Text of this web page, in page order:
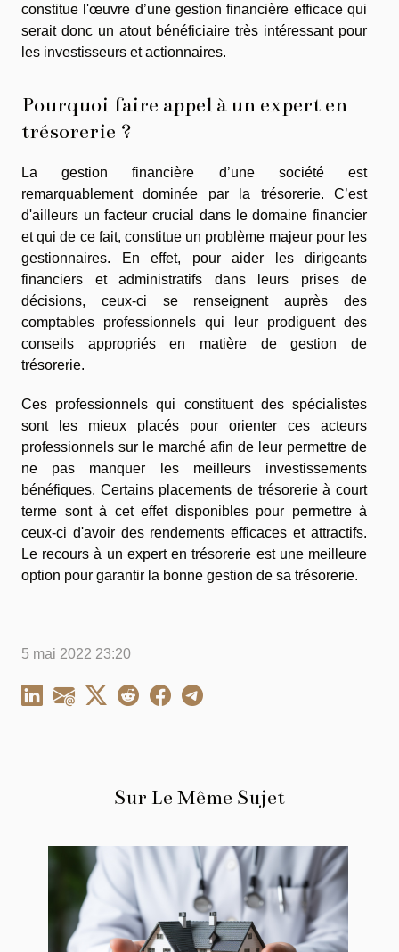
constitue l'œuvre d’une gestion financière efficace qui
serait donc un atout bénéficiaire très intéressant pour
les investisseurs et actionnaires.
Pourquoi faire appel à un expert en
trésorerie ?
La gestion financière d’une société est
remarquablement dominée par la trésorerie. C’est
d'ailleurs un facteur crucial dans le domaine financier
et qui de ce fait, constitue un problème majeur pour les
gestionnaires. En effet, pour aider les dirigeants
financiers et administratifs dans leurs prises de
décisions, ceux-ci se renseignent auprès des
comptables professionnels qui leur prodiguent des
conseils appropriés en matière de gestion de
trésorerie.
Ces professionnels qui constituent des spécialistes
sont les mieux placés pour orienter ces acteurs
professionnels sur le marché afin de leur permettre de
ne pas manquer les meilleurs investissements
bénéfiques. Certains placements de trésorerie à court
terme sont à cet effet disponibles pour permettre à
ceux-ci d'avoir des rendements efficaces et attractifs.
Le recours à un expert en trésorerie est une meilleure
option pour garantir la bonne gestion de sa trésorerie.
5 mai 2022 23:20
Sur Le Même Sujet